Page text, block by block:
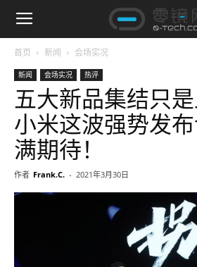
首页 新闻 会场实况
新闻 会场实况 热评
五大新品集结只是
小米这波强势发
满期待！
作者 Frank.C. - 2021年3月30日